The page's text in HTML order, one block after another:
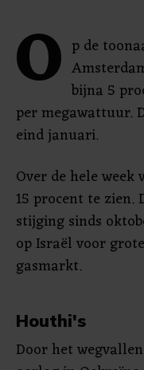
O p de
bijna 5
per megawattuur.
eind januari.
Over de hele
15 procent te zien.
stijging sinds
op Israël voor
gasmarkt.
Houthi's
Door het